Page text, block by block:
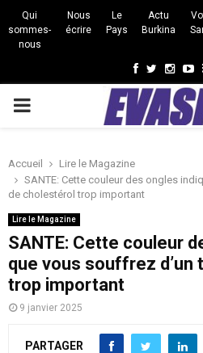
Qui
sommes-
nous
Nous
écrire
Le
Pays
Actu
Burkina
Facebook
Twitter
PRIMARY
Accueil
Lire le Magazine
SANTE: Cette couleur des ongles
de cholestérol trop important
Lire le Magazine
SANTE: Cette couleur
que vous souffrez d’un
trop important
9 janvier 2025
PARTAGER